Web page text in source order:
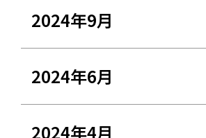
2024年9月
2024年6月
2024年4月